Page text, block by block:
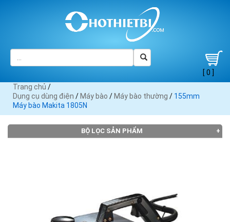
[ 0 ]
Trang chủ /
Dụng cụ dùng điện / Máy bào / Máy bào thường / 155mm
Máy bào Makita 1805N
BỘ LỌC SẢN PHẨM
(1)
Skil (2)
Stanley
(1)